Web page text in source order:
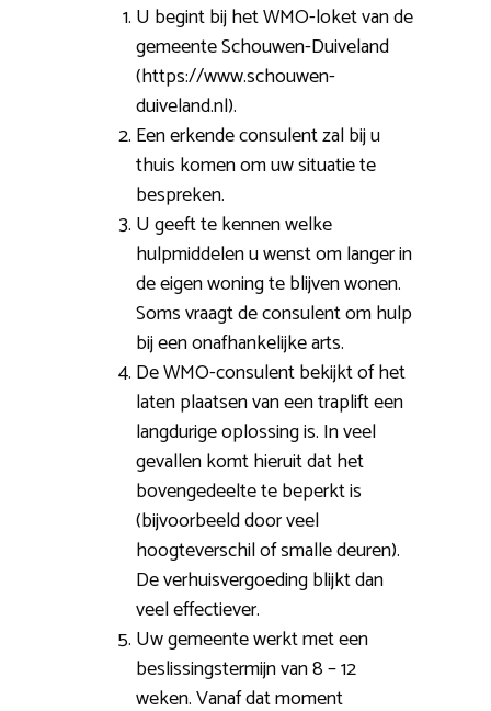
U begint bij het WMO-loket van de
gemeente Schouwen-Duiveland
(https://www.schouwen-
duiveland.nl).
Een erkende consulent zal bij u
thuis komen om uw situatie te
bespreken.
U geeft te kennen welke
hulpmiddelen u wenst om langer in
de eigen woning te blijven wonen.
Soms vraagt de consulent om hulp
bij een onafhankelijke arts.
De WMO-consulent bekijkt of het
laten plaatsen van een traplift een
langdurige oplossing is. In veel
gevallen komt hieruit dat het
bovengedeelte te beperkt is
(bijvoorbeeld door veel
hoogteverschil of smalle deuren).
De verhuisvergoeding blijkt dan
veel effectiever.
Uw gemeente werkt met een
beslissingstermijn van 8 – 12
weken. Vanaf dat moment